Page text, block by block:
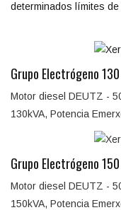
determinados límites de
Grupo Electrógeno
Motor diesel DEUTZ -
130kVA, Potencia
Grupo Electrógeno
Motor diesel DEUTZ -
150kVA, Potencia